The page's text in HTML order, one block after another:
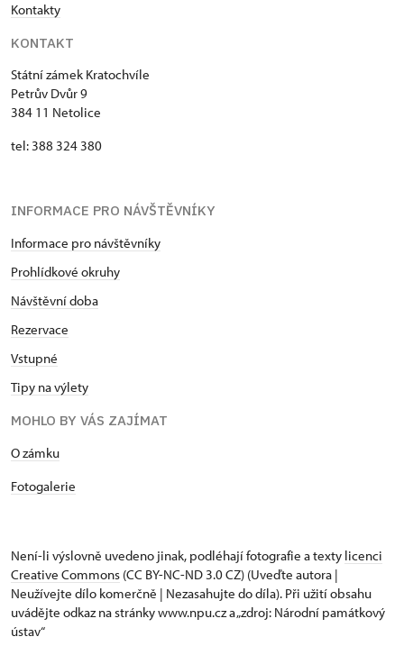
Kontakty
KONTAKT
Státní zámek Kratochvíle
Petrův Dvůr 9
384 11 Netolice
tel: 388 324 380
INFORMACE PRO NÁVŠTĚVNÍKY
Informace pro návštěvníky
Prohlídkové okruhy
Návštěvní doba
Rezervace
Vstupné
Tipy na výlety
MOHLO BY VÁS ZAJÍMAT
​​​​​​O zámku
Fotogalerie
Není-li výslovně uvedeno jinak, podléhají fotografie a texty licenci
Creative Commons (CC BY-NC-ND 3.0 CZ) (Uveďte autora |
Neužívejte dílo komerčně | Nezasahujte do díla). Při užití obsahu
uvádějte odkaz na stránky www.npu.cz a „zdroj: Národní památkový
ústav“